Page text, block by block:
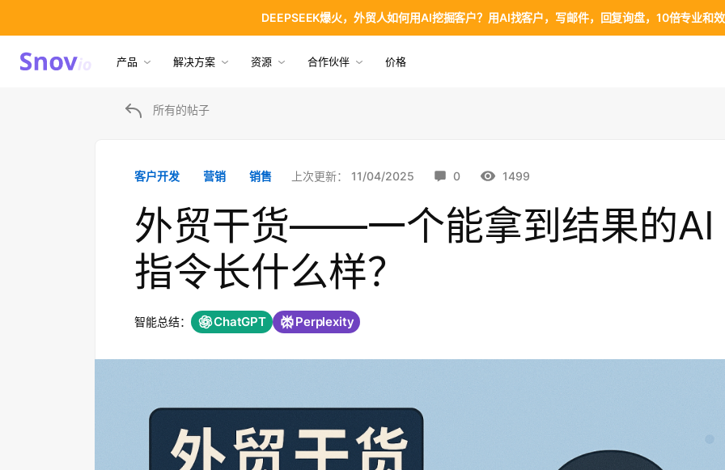
产品 解决方案 资源 合作伙伴 价格
所有的帖子
客户开发 营销 销售 上次更新： 11/04/2025 0 1499
外贸干货——一个能拿到结果的AI
指令长什么样？
智能总结： ChatGPT Perplexity
DEEPSEEK爆火，外贸人如何用AI挖掘客户？用AI找客户，写邮件，回复询盘，10倍专业和